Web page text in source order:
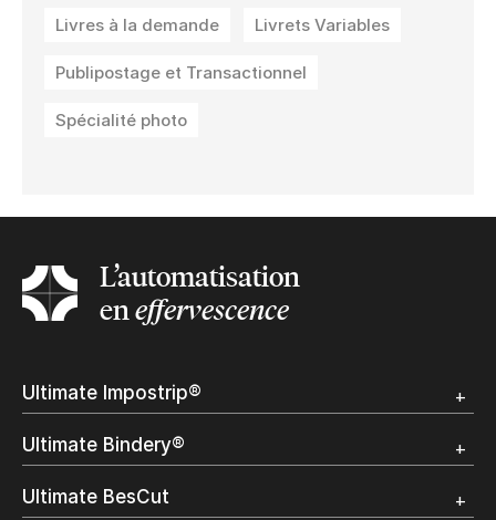
Livres à la demande Livrets Variables
Publipostage et Transactionnel
Spécialité photo
L’automatisation
eneffervescence
Ultimate Impostrip®
Démo
Ultimate Bindery®
Démo
Ultimate BesCut